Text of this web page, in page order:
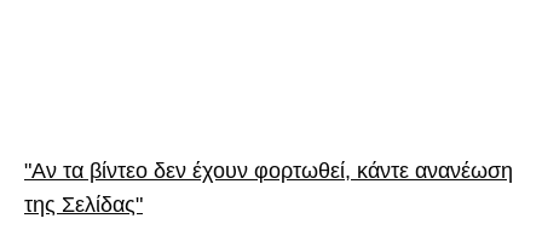
"Αν τα βίντεο δεν έχουν φορτωθεί, κάντε ανανέωση
της Σελίδας"